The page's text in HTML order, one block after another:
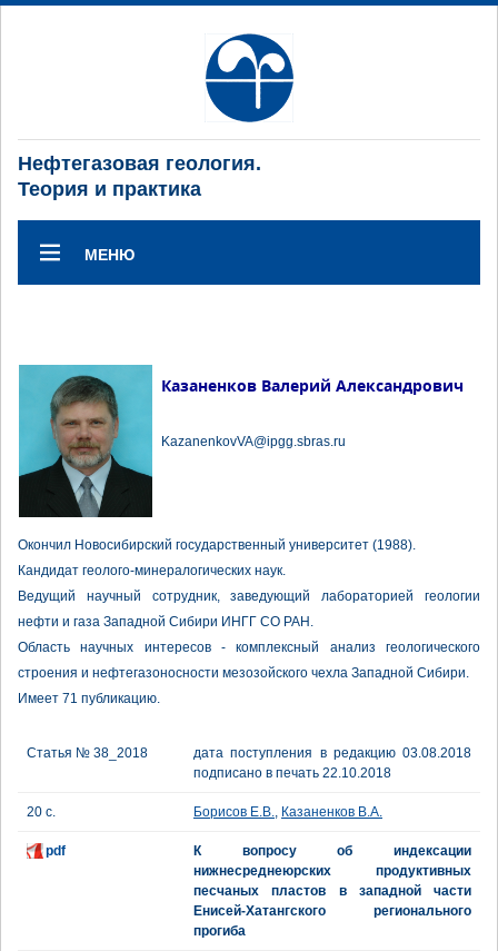
Нефтегазовая геология.
Теория и практика
МЕНЮ
Казаненков Валерий Александрович
KazanenkovVA@ipgg.sbras.ru
Окончил Новосибирский государственный университет (1988).
Кандидат геолого-минералогических наук.
Ведущий научный сотрудник, заведующий лабораторией геологии
нефти и газа Западной Сибири ИНГГ СО РАН.
Область научных интересов - комплексный анализ геологического
строения и нефтегазоносности мезозойского чехла Западной Сибири.
Имеет 71 публикацию.
Статья № 38_2018
дата поступления в редакцию 03.08.2018
подписано в печать 22.10.2018
20 с. Борисов Е.В., Казаненков В.А.
pdf
К вопросу об индексации
нижнесреднеюрских продуктивных
песчаных пластов в западной части
Енисей-Хатангского регионального
прогиба